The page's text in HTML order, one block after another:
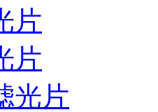
片
片
光片